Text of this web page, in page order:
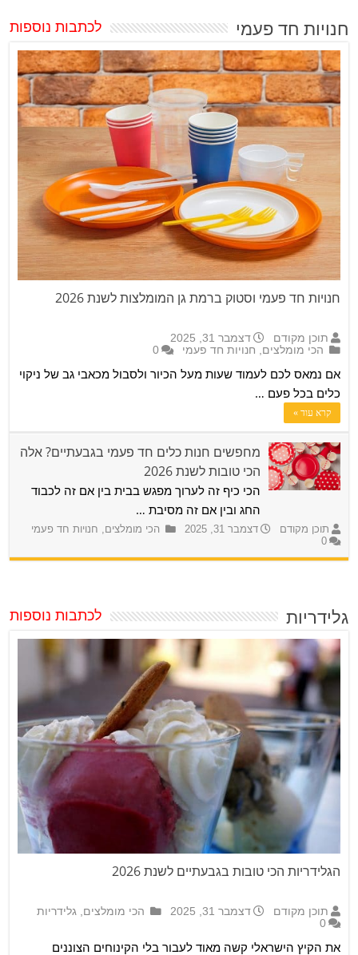
חנויות חד פעמי לכתבות נוספות
חנויות חד פעמי וסטוק ברמת גן המומלצות לשנת 2026
תוכן מקודם
דצמבר 31, 2025
הכי מומלצים, חנויות חד פעמי 0
אם נמאס לכם לעמוד שעות מעל הכיור ולסבול מכאבי גב של ניקוי
כלים בכל פעם …
קרא עוד »
מחפשים חנות כלים חד פעמי בגבעתיים? אלה
הכי טובות לשנת 2026
הכי כיף זה לערוך מפגש בבית בין אם זה לכבוד
החג ובין אם זה מסיבת …
תוכן מקודם דצמבר 31, 2025 הכי מומלצים, חנויות חד פעמי
0
גלידריות לכתבות נוספות
הגלידריות הכי טובות בגבעתיים לשנת 2026
תוכן מקודם דצמבר 31, 2025 הכי מומלצים,גלידריות
0
את הקיץ הישראלי קשה מאוד לעבור בלי הקינוחים הצוננים